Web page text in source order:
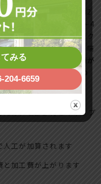
上がるため同条件で約2
で1～2日、20mで2～4
入れない、既存ブロック
直線よりもコーナーや端
加工も増えるため
総額が
デッキへの固定は支柱の
後悔を防ぎます。
ため、端部部材とキャップ
工が加算されます
と加工費が上がります
みる
204-6659